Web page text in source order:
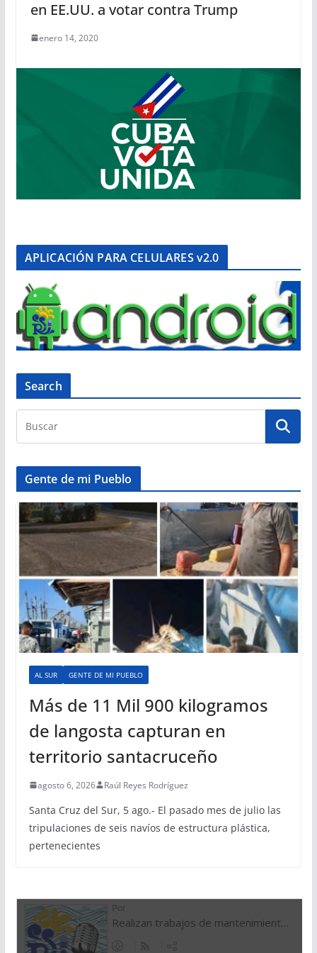
en EE.UU. a votar contra Trump
enero 14, 2020
APLICACIÓN PARA CELULARES v2.0
Search
Gente de mi Pueblo
AL SUR GENTE DE MI PUEBLO
Más de 11 Mil 900 kilogramos
de langosta capturan en
territorio santacruceño
agosto 6, 2026 Raúl Reyes Rodríguez
Santa Cruz del Sur, 5 ago.- El pasado mes de julio las
tripulaciones de seis navíos de estructura plástica,
pertenecientes